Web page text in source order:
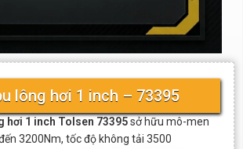
lông hơi 1 inch – 73395
hơi 1 inch Tolsen 73395sở hữu mô-men
3200Nm, tốc độ không tải 3500